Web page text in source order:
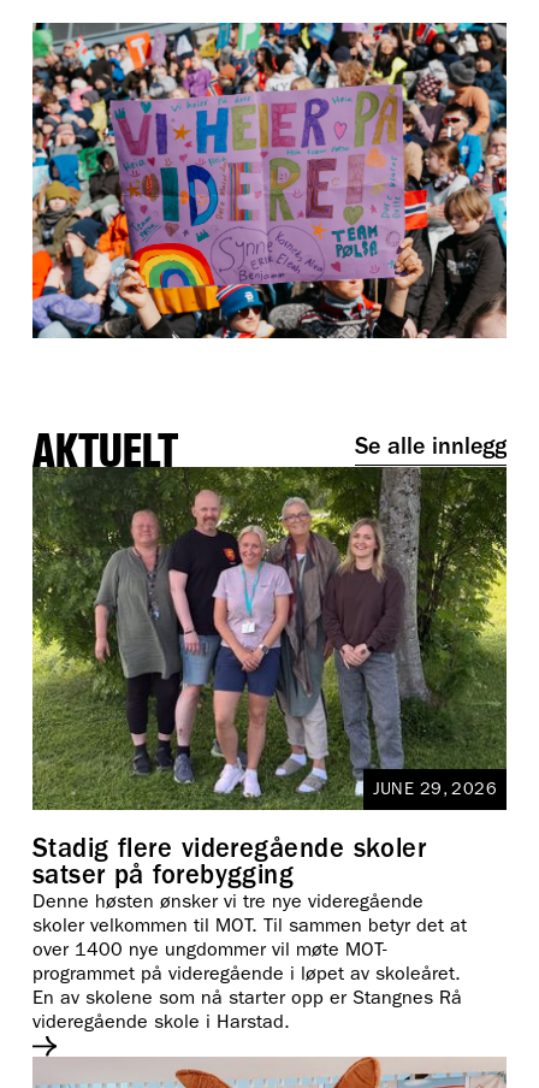
AKTUELT Se alle innlegg
JUNE 29, 2026
Stadig flere videregående skoler
satser på forebygging
Denne høsten ønsker vi tre nye videregående
skoler velkommen til MOT. Til sammen betyr det at
over 1400 nye ungdommer vil møte MOT-
programmet på videregående i løpet av skoleåret.
En av skolene som nå starter opp er Stangnes Rå
videregående skole i Harstad.